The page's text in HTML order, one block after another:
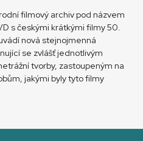
filmový archiv pod názvem
s českými krátkými filmy 50.
nová stejnojmenná
se zvlášť jednotlivým
tvorby, zastoupeným na
jakými byly tyto filmy